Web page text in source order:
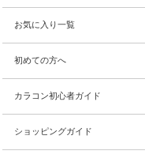
お気に入り一覧
初めての方へ
カラコン初心者ガイド
ショッピングガイド